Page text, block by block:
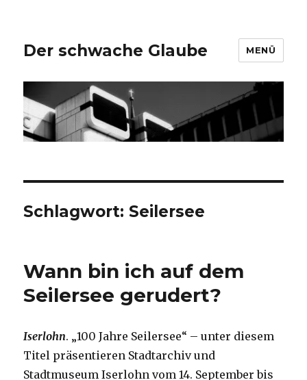
Der schwache Glaube MENÜ
Schlagwort: Seilersee
Wann bin ich auf dem
Seilersee gerudert?
Iserlohn. „100 Jahre Seilersee“ – unter diesem
Titel präsentieren Stadtarchiv und
Stadtmuseum Iserlohn vom 14. September bis